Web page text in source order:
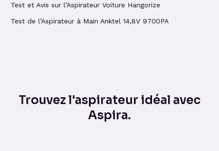
Test et Avis sur l’Aspirateur Voiture Hangorize
Test de l’Aspirateur à Main Anktel 14,8V 9700PA
Trouvez l'aspirateur idéal avec
Aspira.